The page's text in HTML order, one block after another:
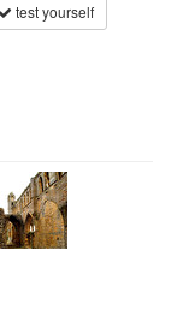
test yourself